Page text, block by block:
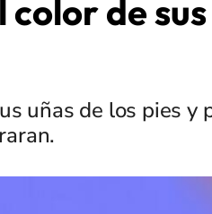
de sus
uñas de los pies y